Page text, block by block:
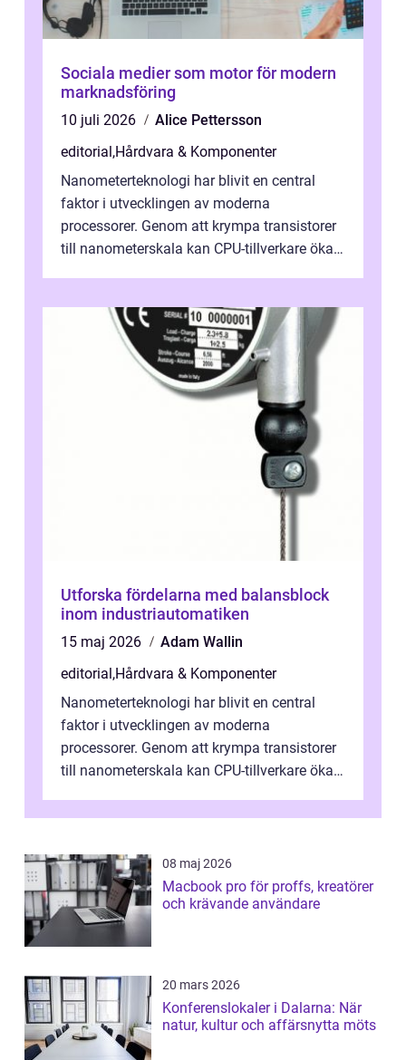
Sociala medier som motor för modern
marknadsföring
10 juli 2026
Alice Pettersson
editorial,Hårdvara & Komponenter
Nanometerteknologi har blivit en central
faktor i utvecklingen av moderna
processorer. Genom att krympa transistorer
till nanometerskala kan CPU-tillverkare öka
Utforska fördelarna med balansblock
inom industriautomatiken
15 maj 2026
Adam Wallin
editorial,Hårdvara & Komponenter
Nanometerteknologi har blivit en central
faktor i utvecklingen av moderna
processorer. Genom att krympa transistorer
till nanometerskala kan CPU-tillverkare öka
08 maj 2026
Macbook pro för proffs, kreatörer
och krävande användare
20 mars 2026
Konferenslokaler i Dalarna: När
natur, kultur och affärsnytta möts